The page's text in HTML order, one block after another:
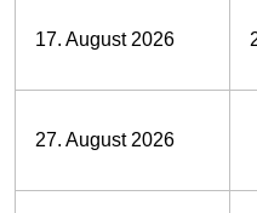
17. August 2026
27. August 2026